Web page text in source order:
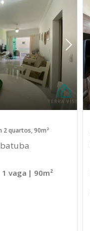
2 quartos, 90m²
1 vaga | 90m²